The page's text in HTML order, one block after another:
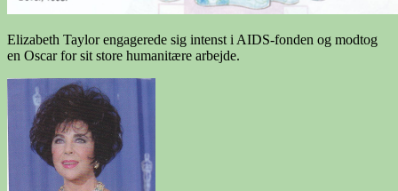
Elizabeth Taylor engagerede sig intenst i AIDS-fonden og modtog
en Oscar for sit store humanitære arbejde.